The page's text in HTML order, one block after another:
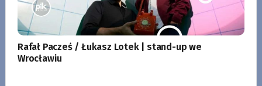
Rafał Pacześ / Łukasz Lotek | stand-up we
Wrocławiu